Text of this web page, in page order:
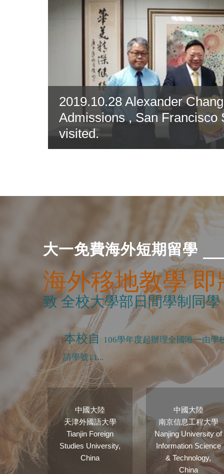
2019.10.28 Alexander
Admissions , San Francisco
visited.
大一免費海外短期留學
海外移地教學
致 全校大學部日間學制同學
本校自 106學年度起辦理全國唯一由學
請學號11...
亞
中國大陸
天津外國語大學
Tianjin Foreign
Studies University,
China
中國大陸
南京信息工程大學
Nanjing University of
Information Science
& Technology,
China